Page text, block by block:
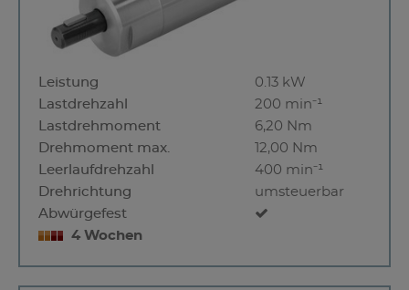
Leistung
0.13 kW
Lastdrehzahl
200 min⁻¹
Lastdrehmoment
6,20 Nm
Drehmoment max.
12,00 Nm
Leerlaufdrehzahl
400 min⁻¹
Drehrichtung
umsteuerbar
Abwürgefest
4 Wochen